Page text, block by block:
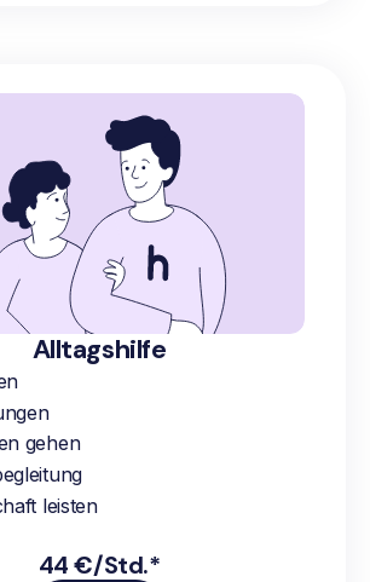
Alltagshilfe
gehen
leisten
44 €/Std.*